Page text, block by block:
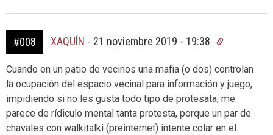
#008 XAQUÍN - 21 noviembre 2019 - 19:38
Cuando en un patio de vecinos una mafia (o dos) controlan
la ocupación del espacio vecinal para información y juego,
impidiendo si no les gusta todo tipo de protesata, me
parece de rídiculo mental tanta protesta, porque un par de
chavales con walkitalki (preinternet) intente colar en el